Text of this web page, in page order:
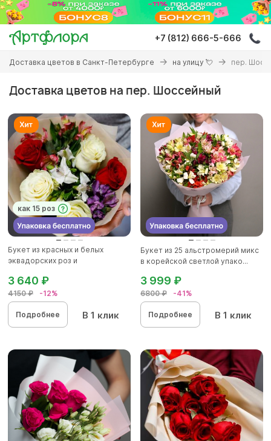
Перейти
основному
содержанию
+7 (812) 666-5-666
Вы
здесь
Доставка цветов в Санкт-Петербурге на улицу 💘 пер.
Доставка цветов на пер. Шоссейный
как 15 роз
Букет из красных и белых
эквадорских роз и
4150 ₽ -12%
3 640 ₽
Подробнее В 1 клик
Букет из 25 альстромерий микс
в корейской светлой упако...
6800 ₽ -41%
3 999 ₽
Подробнее В 1 клик